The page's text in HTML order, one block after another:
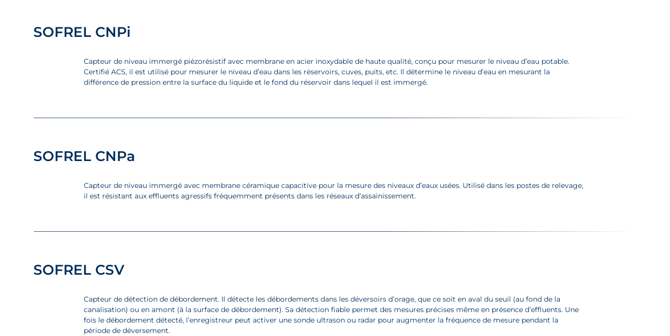
SOFREL CNPi
Capteur de niveau immergé piézorésistif avec membrane en acier inoxydable de haute qualité, conçu pour mesurer le niveau d’eau potable.
Certifié ACS, il est utilisé pour mesurer le niveau d’eau dans les réservoirs, cuves, puits, etc. Il détermine le niveau d’eau en mesurant la
différence de pression entre la surface du liquide et le fond du réservoir dans lequel il est immergé.
SOFREL CNPa
Capteur de niveau immergé avec membrane céramique capacitive pour la mesure des niveaux d’eaux usées. Utilisé dans les postes de relevage,
il est résistant aux effluents agressifs fréquemment présents dans les réseaux d’assainissement.
SOFREL CSV
Capteur de détection de débordement. Il détecte les débordements dans les déversoirs d’orage, que ce soit en aval du seuil (au fond de la
canalisation) ou en amont (à la surface de débordement). Sa détection fiable permet des mesures précises même en présence d’effluents. Une
fois le débordement détecté, l’enregistreur peut activer une sonde ultrason ou radar pour augmenter la fréquence de mesure pendant la
période de déversement.